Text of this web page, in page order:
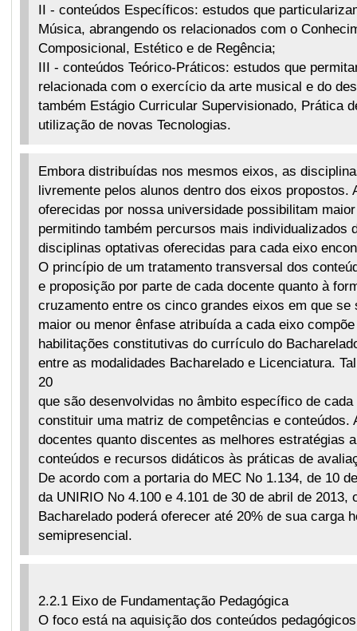
II - conteúdos Específicos: estudos que
Música, abrangendo os relacionados com o
Composicional, Estético e de Regência;
III - conteúdos Teórico-Práticos: estudos que
relacionada com o exercício da arte musical e do
também Estágio Curricular Supervisionado, Prática
utilização de novas Tecnologias.
Embora distribuídas nos mesmos eixos, as
livremente pelos alunos dentro dos eixos
oferecidas por nossa universidade possibilitam
permitindo também percursos mais individualizados
disciplinas optativas oferecidas para cada eixo
O princípio de um tratamento transversal dos
e proposição por parte de cada docente quanto à
cruzamento entre os cinco grandes eixos em que
maior ou menor ênfase atribuída a cada eixo
habilitações constitutivas do currículo do
entre as modalidades Bacharelado e Licenciatura.
20
que são desenvolvidas no âmbito específico de
constituir uma matriz de competências e conteúdos.
docentes quanto discentes as melhores estratégias
conteúdos e recursos didáticos às práticas de
De acordo com a portaria do MEC No 1.134, de 10
da UNIRIO No 4.100 e 4.101 de 30 de abril de 2013,
Bacharelado poderá oferecer até 20% de sua carga
semipresencial.
2.2.1 Eixo de Fundamentação Pedagógica
O foco está na aquisição dos conteúdos